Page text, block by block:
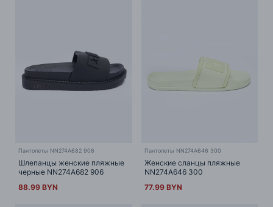
Пантолеты NN274A682 906
Шлепанцы женские пляжные
черные NN274A682 906
88.99 BYN
Пантолеты NN274A646 300
Женские сланцы пляжные
NN274A646 300
77.99 BYN